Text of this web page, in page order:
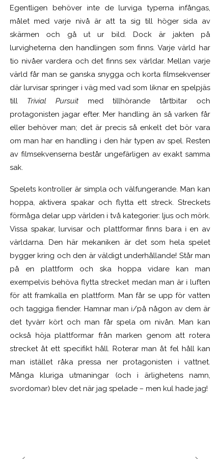
Egentligen behöver inte de lurviga typerna infångas,
målet med varje nivå är att ta sig till höger sida av
skärmen och gå ut ur bild. Dock är jakten på
lurvigheterna den handlingen som finns. Varje värld har
tio nivåer vardera och det finns sex världar. Mellan varje
värld får man se ganska snygga och korta filmsekvenser
där lurvisar springer i väg med vad som liknar en spelpjäs
till Trivial Pursuitmed tillhörande tårtbitar och
protagonisten jagar efter. Mer handling än så varken får
eller behöver man; det är precis så enkelt det bör vara
om man har en handling i den här typen av spel. Resten
av filmsekvenserna består ungefärligen av exakt samma
sak.
Spelets kontroller är simpla och välfungerande. Man kan
hoppa, aktivera spakar och flytta ett streck. Streckets
förmåga delar upp världen i två kategorier: ljus och mörk.
Vissa spakar, lurvisar och plattformar finns bara i en av
världarna. Den här mekaniken är det som hela spelet
bygger kring och den är väldigt underhållande! Står man
på en plattform och ska hoppa vidare kan man
exempelvis behöva flytta strecket medan man är i luften
för att framkalla en plattform. Man får se upp för vatten
och taggiga fiender. Hamnar man i/på någon av dem är
det tyvärr kört och man får spela om nivån. Man kan
också höja plattformar från marken genom att rotera
strecket åt ett specifikt håll. Roterar man åt fel håll kan
man istället råka pressa ner protagonisten i vattnet.
Många kluriga utmaningar (och i ärlighetens namn,
svordomar) blev det när jag spelade – men kul hade jag!